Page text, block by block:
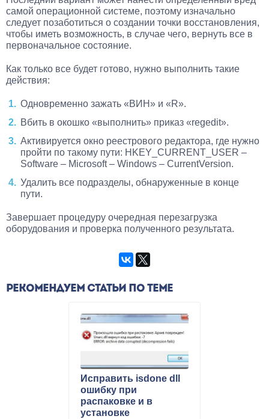
самой операционной системе, поэтому изначально
следует позаботиться о создании точки восстановления,
чтобы иметь возможность, в случае чего, вернуть все в
первоначальное состояние.
Как только все будет готово, нужно выполнить такие
действия:
Одновременно зажать «ВИН» и «R».
Вбить в окошко «выполнить» приказ «regedit».
Активируется окно реестрового редактора, где нужно
пройти по такому пути: HKEY_CURRENT_USER –
Software – Microsoft – Windows – CurrentVersion.
Удалить все подразделы, обнаруженные в конце
пути.
Завершает процедуру очередная перезагрузка
оборудования и проверка полученного результата.
РЕКОМЕНДУЕМ СТАТЬИ ПО ТЕМЕ
Исправить isdone dll
ошибку при
распаковке и в
установке